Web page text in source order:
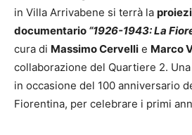
in Villa Arrivabene si terrà la
documentario “1926-1943: La
cura di Massimo Cervelli e Marco
collaborazione del Quartiere 2.
in occasione del 100 anniversario
Fiorentina, per celebrare i primi